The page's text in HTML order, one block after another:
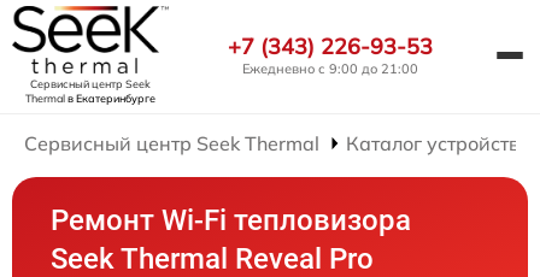
Сервисный центр Seek
Thermalв Екатеринбурге
+7 (343) 226-93-53
Ежедневно с 9:00 до 21:00
Сервисный центр Seek Thermal Каталог устройств
Ремонт Wi-Fi тепловизора
Seek Thermal Reveal Pro